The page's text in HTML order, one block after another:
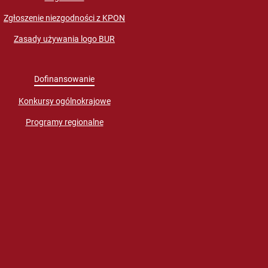
Zgłoszenie niezgodności z KPON
Zasady używania logo BUR
Dofinansowanie
Konkursy ogólnokrajowe
Programy regionalne